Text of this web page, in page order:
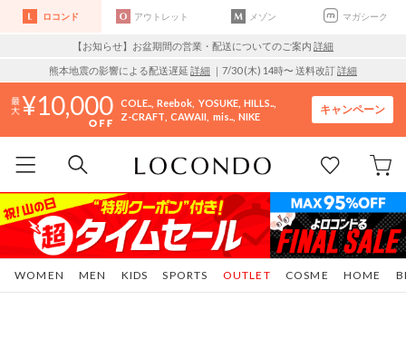
ロコンド アウトレット メゾン マガシーク
【お知らせ】お盆期間の営業・配送についてのご案内 詳細
熊本地震の影響による配送遅延 詳細 ｜7/30 (木) 14時〜 送料改訂詳細
10,000 COLE.. Reebok YOSUKE HILLS..
Z-CRAFT CAWAII mis.. NIKE
キャンペーン
WOMEN MEN KIDS SPORTS COSME HOME
OUTLET